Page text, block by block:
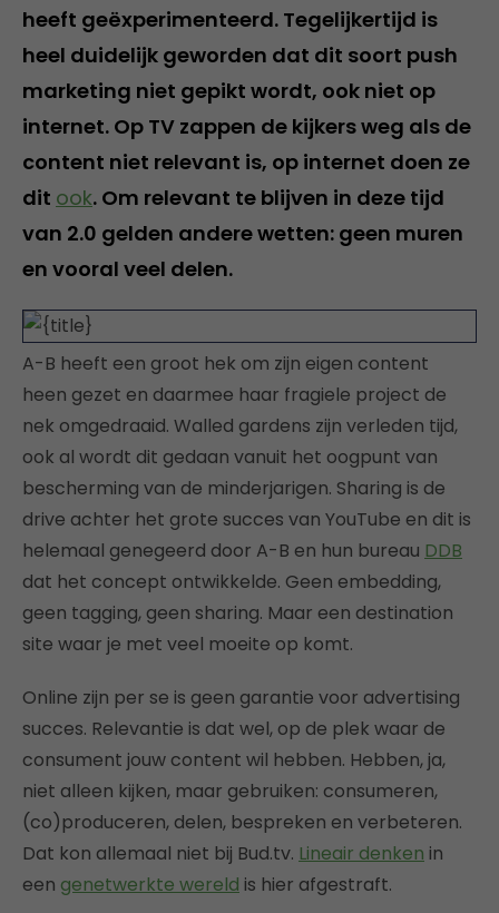
heeft geëxperimenteerd. Tegelijkertijd is
heel duidelijk geworden dat dit soort push
marketing niet gepikt wordt, ook niet op
internet. Op TV zappen de kijkers weg als de
content niet relevant is, op internet doen ze
dit ook. Om relevant te blijven in deze tijd
van 2.0 gelden andere wetten: geen muren
en vooral veel delen.
A-B heeft een groot hek om zijn eigen content
heen gezet en daarmee haar fragiele project de
nek omgedraaid. Walled gardens zijn verleden tijd,
ook al wordt dit gedaan vanuit het oogpunt van
bescherming van de minderjarigen. Sharing is de
drive achter het grote succes van YouTube en dit is
helemaal genegeerd door A-B en hun bureau DDB
dat het concept ontwikkelde. Geen embedding,
geen tagging, geen sharing. Maar een destination
site waar je met veel moeite op komt.
Online zijn per se is geen garantie voor advertising
succes. Relevantie is dat wel, op de plek waar de
consument jouw content wil hebben. Hebben, ja,
niet alleen kijken, maar gebruiken: consumeren,
(co)produceren, delen, bespreken en verbeteren.
Dat kon allemaal niet bij Bud.tv. Lineair denken in
een genetwerkte wereld is hier afgestraft.